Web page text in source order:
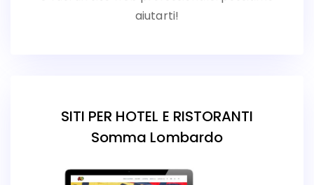
aiutarti!
SITI PER HOTEL E RISTORANTI
Somma Lombardo